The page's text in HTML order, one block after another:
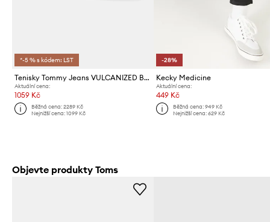
*-5 % s kódem: LST
Tenisky Tommy Jeans VULCANIZED BUMPER
Aktuální cena:
1059 Kč
Běžná cena:2289 Kč
Nejnižší cena:1099 Kč
-28%
Kecky Medicine
Aktuální cena:
449 Kč
Běžná cena: 949 Kč
Nejnižší cena: 629 Kč
Objevte produkty Toms